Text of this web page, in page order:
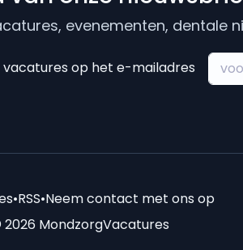
evenementen, dentale
vacatures op het e-mailadres
•RSS•Neem contact met ons op
MondzorgVacatures